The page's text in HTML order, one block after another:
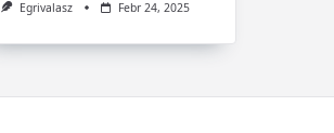
Egrivalasz Febr 24, 2025